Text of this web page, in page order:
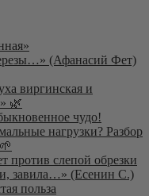
(Афанасий Фет)
виргинская и
🌿
чудо!
нагрузки? Разбор
против слепой обрезки
завила…» (Есенин С.)
польза